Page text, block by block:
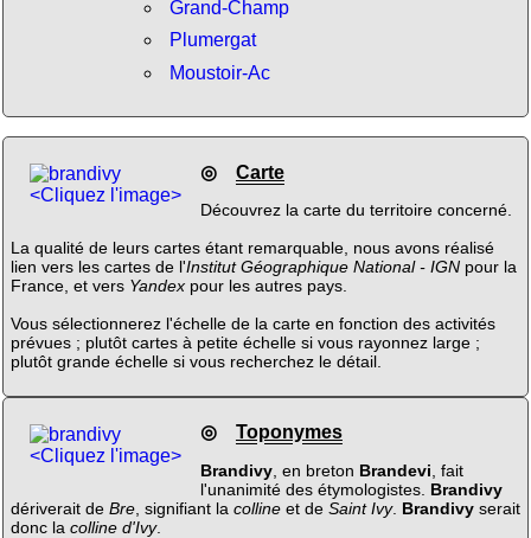
Grand-Champ
Plumergat
Moustoir-Ac
<Cliquez l'image>
◎ Carte
Découvrez la carte du territoire concerné.
La qualité de leurs cartes étant remarquable, nous avons réalisé
lien vers les cartes de l'Institut Géographique National - IGNpour la
France, et vers Yandexpour les autres pays.
Vous sélectionnerez l'échelle de la carte en fonction des activités
prévues ; plutôt cartes à petite échelle si vous rayonnez large ;
plutôt grande échelle si vous recherchez le détail.
<Cliquez l'image>
◎ Toponymes
Brandivy, en breton Brandevi , fait
l'unanimité des étymologistes. Brandivy
dériverait de Bre, signifiant la collineet de Saint Ivy. Brandivyserait
donc la colline d'Ivy.